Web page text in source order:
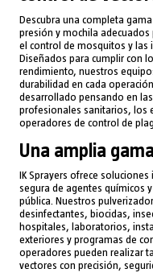
Descubra una completa
presión y mochila
el control de mosquitos y las
Diseñados para cumplir con
rendimiento, nuestros
durabilidad en cada
desarrollado pensando en
profesionales sanitarios, los
operadores de control de
Una amplia
IK Sprayers ofrece
segura de agentes químicos
pública. Nuestros
desinfectantes, biocidas,
hospitales, laboratorios,
exteriores y programas de
operadores pueden realizar
vectores con precisión,